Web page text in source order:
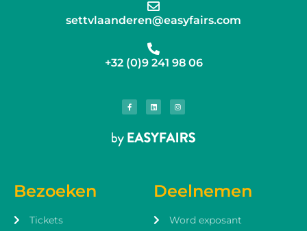
settvlaanderen@easyfairs.com
+32 (0)9 241 98 06
Bezoeken
Tickets
Deelnemen
Word exposant